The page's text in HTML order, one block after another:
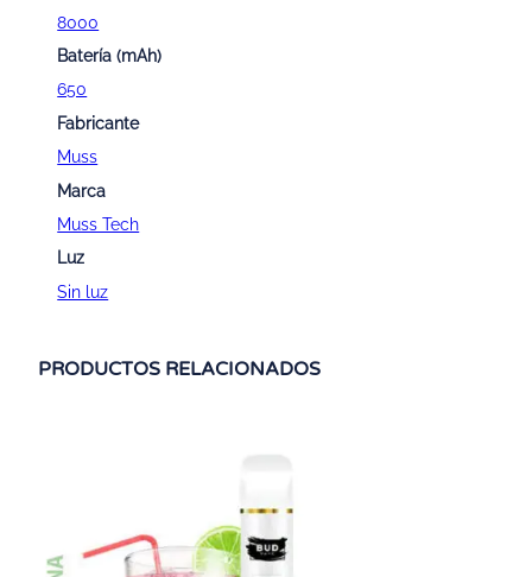
4
,
0
€
.
€
8000
Batería (mAh)
650
Fabricante
Muss
Marca
Muss Tech
Luz
Sin luz
PRODUCTOS RELACIONADOS